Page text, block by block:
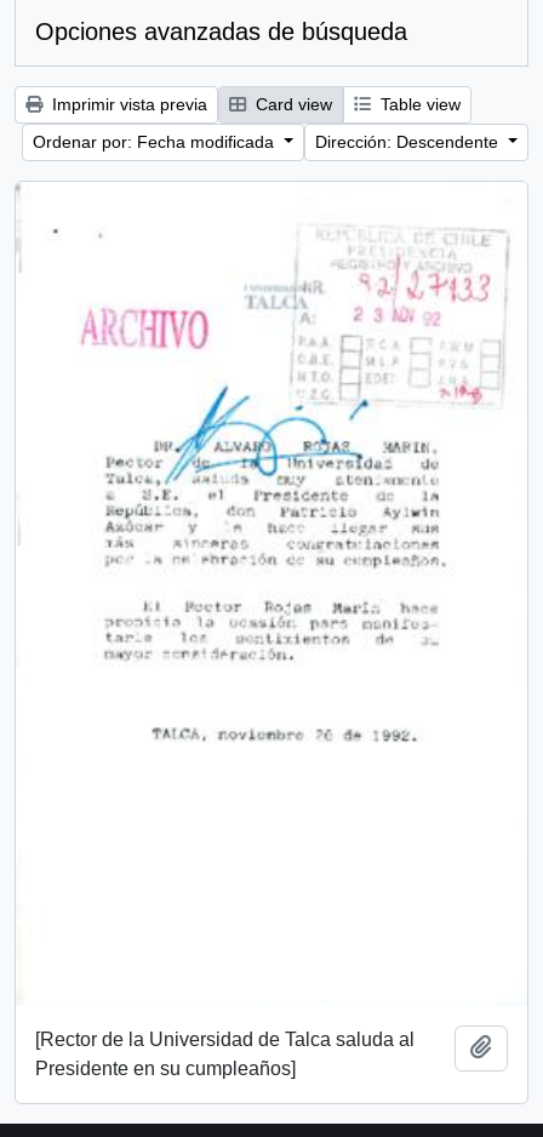
Opciones avanzadas de búsqueda
Imprimir vista previa Card view
Table view
Ordenar por: Fecha modificada
Dirección: Descendente
[Rector de la Universidad de Talca saluda al
Presidente en su cumpleaños]